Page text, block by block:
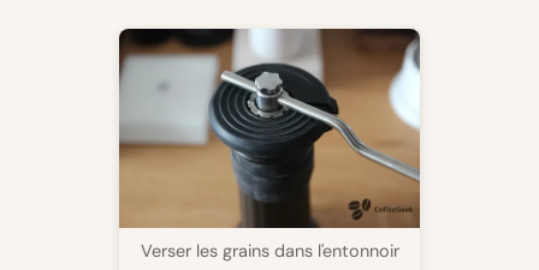
Verser les grains dans l'entonnoir